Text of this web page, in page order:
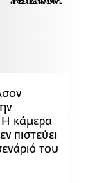
Η κάμερα
πιστεύει
του